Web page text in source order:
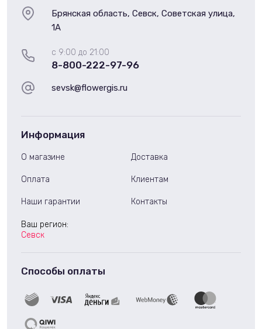
с 9:00 до 21:00
8-800-222-97-96
Брянская область, Севск, Советская улица,
1А
sevsk@flowergis.ru
Информация
О магазине Доставка
Оплата Клиентам
Наши гарантии Контакты
Ваш регион:
Севск
Способы оплаты